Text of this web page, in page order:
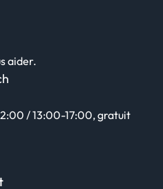
aider.
/ 13:00-17:00, gratuit